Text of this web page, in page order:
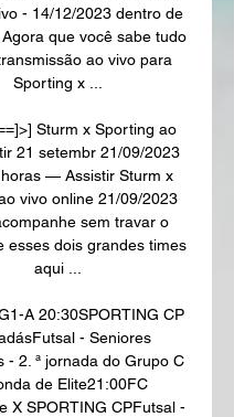
- 14/12/2023 dentro de
que você sabe tudo
ao vivo para
Sporting x ...
Sturm x Sporting ao
21 setembr 21/09/2023
— Assistir Sturm x
vivo online 21/09/2023
sem travar o
esses dois grandes times
aqui ...
A 20:30SPORTING CP
- Seniores
- 2. ª jornada do Grupo C
de Elite21:00FC
X SPORTING CPFutsal -